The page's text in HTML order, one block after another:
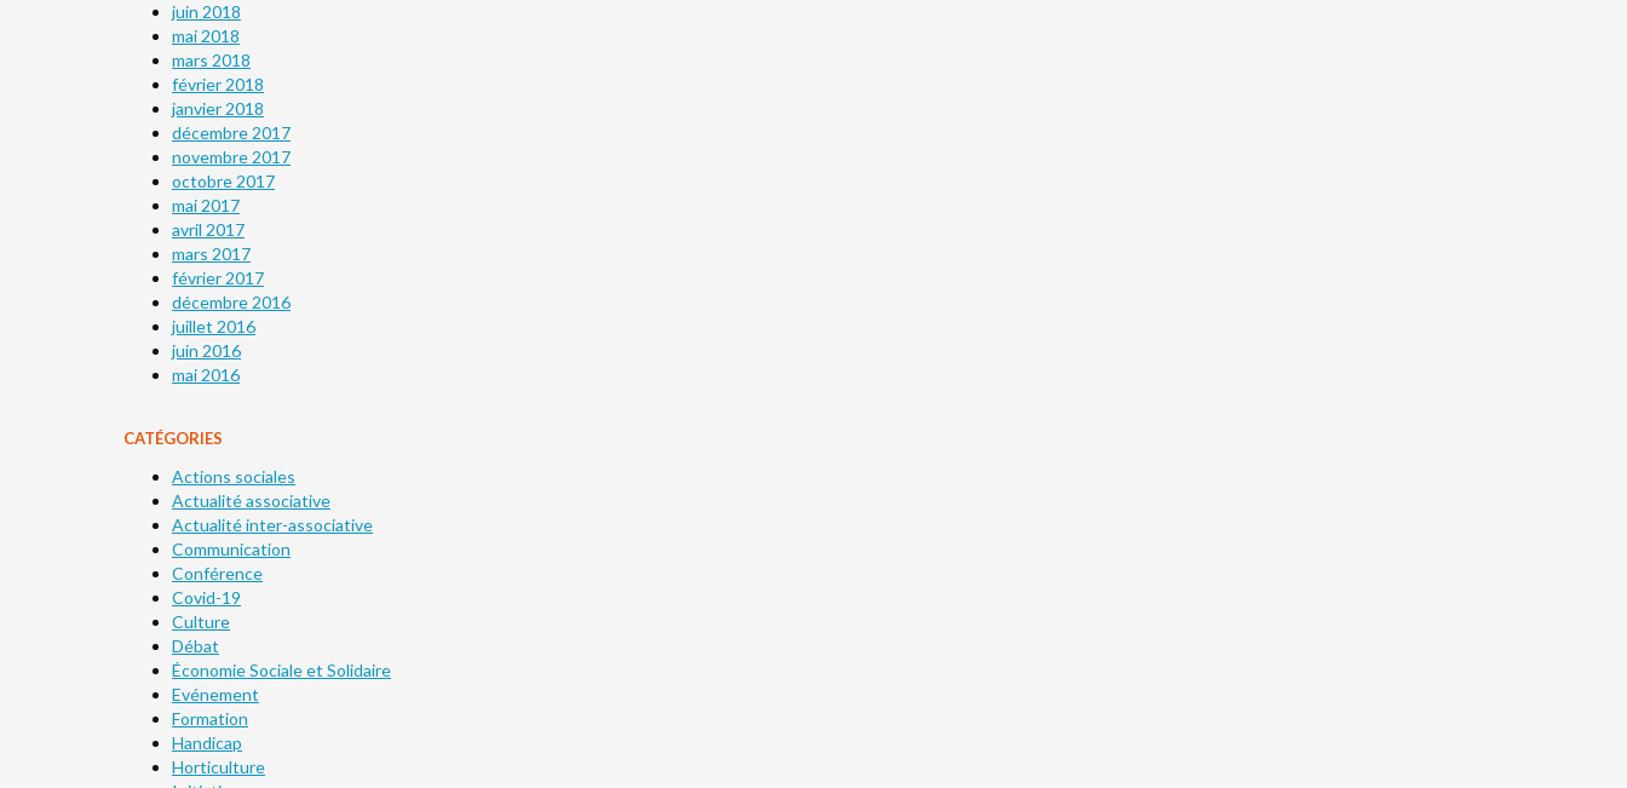
juin 2018
mai 2018
mars 2018
février 2018
janvier 2018
décembre 2017
novembre 2017
octobre 2017
mai 2017
avril 2017
mars 2017
février 2017
décembre 2016
juillet 2016
juin 2016
mai 2016
CATÉGORIES
Actions sociales
Actualité associative
Actualité inter-associative
Communication
Conférence
Covid-19
Culture
Débat
Économie Sociale et Solidaire
Evénement
Formation
Handicap
Horticulture